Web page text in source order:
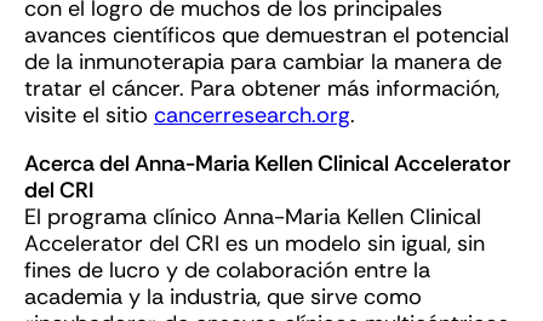
con el logro de muchos de los principales
avances científicos que demuestran el potencial
de la inmunoterapia para cambiar la manera de
tratar el cáncer. Para obtener más información,
visite el sitio cancerresearch.org.
Acerca del Anna-Maria Kellen Clinical Accelerator
del CRI
El programa clínico Anna-Maria Kellen Clinical
Accelerator del CRI es un modelo sin igual, sin
fines de lucro y de colaboración entre la
academia y la industria, que sirve como